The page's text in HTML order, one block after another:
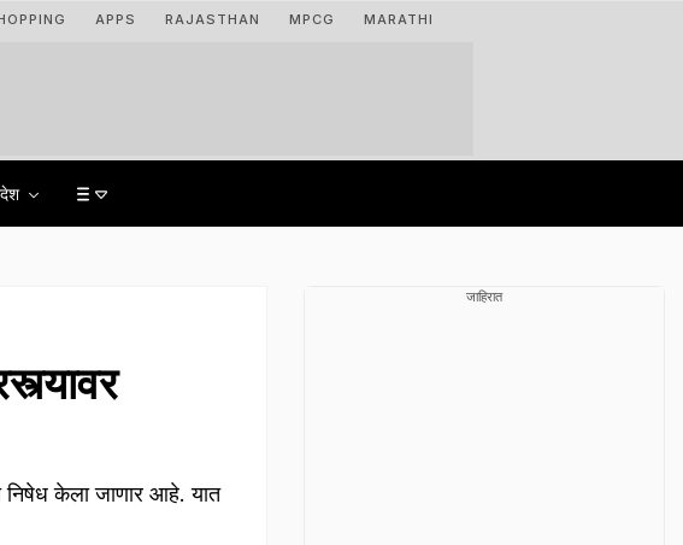
APPS RAJASTHAN MPCG MARATHI
केला जाणार आहे. यात
जाहिरात